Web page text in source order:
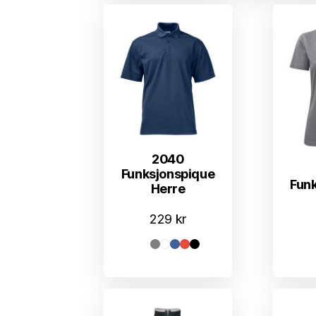
2040
Funksjonspique
Herre
229 kr